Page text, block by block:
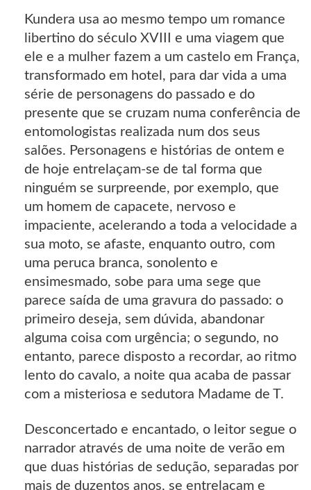
Kundera usa ao mesmo tempo um romance
libertino do século XVIII e uma viagem que
ele e a mulher fazem a um castelo em França,
transformado em hotel, para dar vida a uma
série de personagens do passado e do
presente que se cruzam numa conferência de
entomologistas realizada num dos seus
salões. Personagens e histórias de ontem e
de hoje entrelaçam-se de tal forma que
ninguém se surpreende, por exemplo, que
um homem de capacete, nervoso e
impaciente, acelerando a toda a velocidade a
sua moto, se afaste, enquanto outro, com
uma peruca branca, sonolento e
ensimesmado, sobe para uma sege que
parece saída de uma gravura do passado: o
primeiro deseja, sem dúvida, abandonar
alguma coisa com urgência; o segundo, no
entanto, parece disposto a recordar, ao ritmo
lento do cavalo, a noite qua acaba de passar
com a misteriosa e sedutora Madame de T.
Desconcertado e encantado, o leitor segue o
narrador através de uma noite de verão em
que duas histórias de sedução, separadas por
mais de duzentos anos, se entrelaçam e